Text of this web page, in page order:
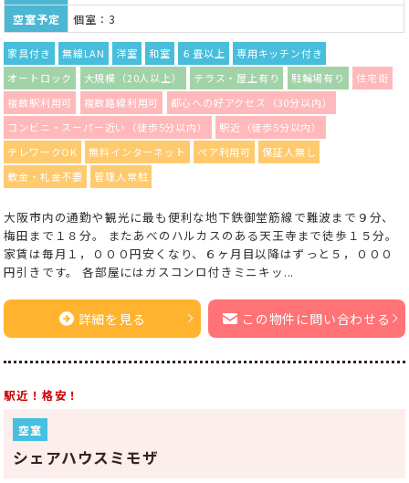
空室予定
個室：3
家具付き 無線LAN 洋室 和室 ６畳以上
専用キッチン付き
オートロック
大規模（20人以上） テラス・屋上有り 駐輪場有り
住宅街
複数駅利用可
複数路線利用可
都心への好アクセス（30分以内）
コンビニ・スーパー近い（徒歩5分以内）
駅近（徒歩5分以内）
テレワークOK
無料インターネット ペア利用可
保証人無し
敷金・礼金不要
管理人常駐
大阪市内の通勤や観光に最も便利な地下鉄御堂筋線で難波まで９分、
梅田まで１８分。 またあべのハルカスのある天王寺まで徒歩１５分。
家賃は毎月１，０００円安くなり、６ヶ月目以降はずっと５，０００
円引きです。 各部屋にはガスコンロ付きミニキッ...
詳細を見る この物件に問い合わせる
駅近！格安！
空室
シェアハウスミモザ